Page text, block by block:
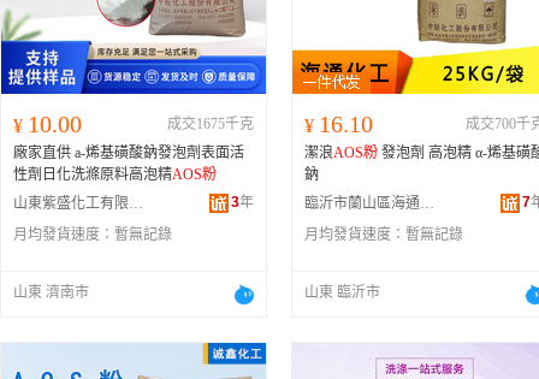
¥ 10.00
成交1675千克
廠家直供 a-烯基磺酸鈉發泡劑表面活
性劑日化洗滌原料高泡精AOS粉
山東紫盛化工有限公司
3年
月均發貨速度： 暫無記錄
山東 濟南市
¥ 16.10
成交700千
潔浪AOS粉 發泡劑 高泡精 α-烯基磺
鈉
臨沂市蘭山區海通化工商行
7
月均發貨速度： 暫無記錄
山東 臨沂市